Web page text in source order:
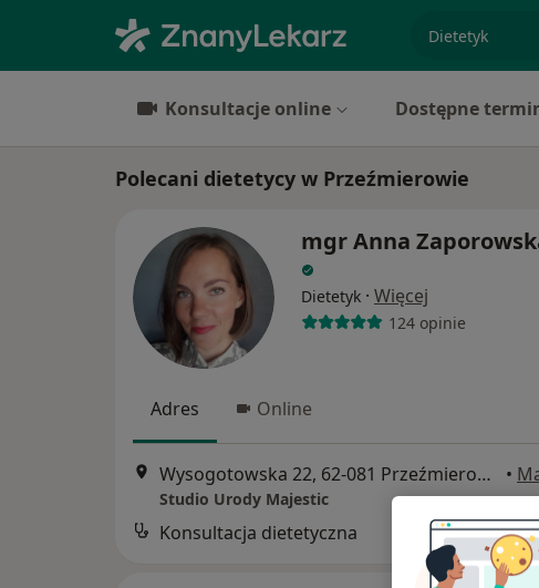
Konsultacje online Dostępne
Polecani dietetycy w Przeźmierowie
mgr Anna
Dietetyk · Więcej
124 opinie
Adres Online
Wysogotowska 22, 62-081 Przeźmierowo, Przeźmierowo •
Studio Urody Majestic
Konsultacja dietetyczna